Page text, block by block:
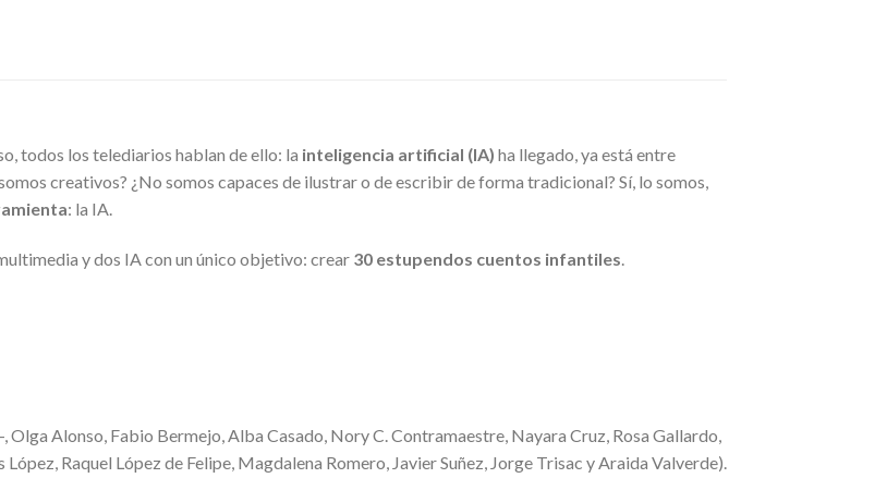
todos los telediarios hablan de ello: la inteligencia artificial (IA) ha llegado, ya está entre
creativos? ¿No somos capaces de ilustrar o de escribir de forma tradicional? Sí, lo somos,
: la IA.
y dos IA con un único objetivo: crear 30 estupendos cuentos infantiles
Alonso, Fabio Bermejo, Alba Casado, Nory C. Contramaestre, Nayara Cruz, Rosa Gallardo,
Raquel López de Felipe, Magdalena Romero, Javier Suñez, Jorge Trisac y Araida Valverde).